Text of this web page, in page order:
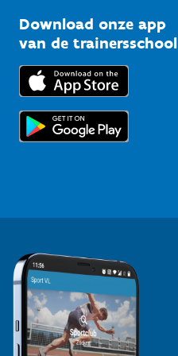
Bedrijven
Trainers en begeleiders
Topsporters
Kennisplatform
Downloads
Voor de pers
Download onze app
van de trainersschool